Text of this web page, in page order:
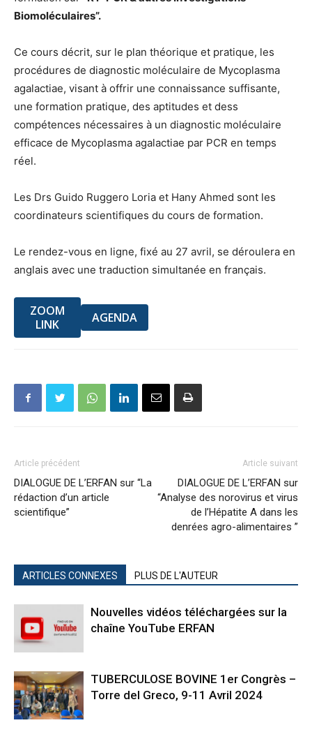
Biomoléculaires”.
Ce cours décrit, sur le plan théorique et pratique, les
procédures de diagnostic moléculaire de Mycoplasma
agalactiae, visant à offrir une connaissance suffisante,
une formation pratique, des aptitudes et dess
compétences nécessaires à un diagnostic moléculaire
efficace de Mycoplasma agalactiae par PCR en temps
réel.
Les Drs Guido Ruggero Loria et Hany Ahmed sont les
coordinateurs scientifiques du cours de formation.
Le rendez-vous en ligne, fixé au 27 avril, se déroulera en
anglais avec une traduction simultanée en français.
ZOOM
LINK
AGENDA
Article précédent
DIALOGUE DE L’ERFAN sur “La
rédaction d’un article
scientifique”
Article suivant
DIALOGUE DE L’ERFAN sur
“Analyse des norovirus et virus
de l’Hépatite A dans les
denrées agro-alimentaires ”
ARTICLES CONNEXES PLUS DE L'AUTEUR
Nouvelles vidéos téléchargées sur la
chaîne YouTube ERFAN
TUBERCULOSE BOVINE 1er Congrès –
Torre del Greco, 9-11 Avril 2024